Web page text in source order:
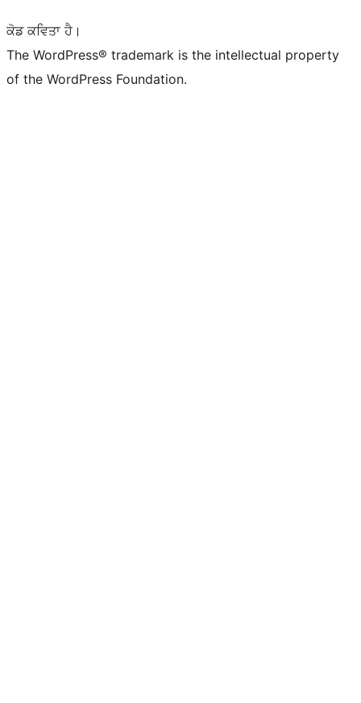
ਕੋਡ ਕਵਿਤਾ ਹੈ।
The WordPress® trademark is the intellectual property
of the WordPress Foundation.